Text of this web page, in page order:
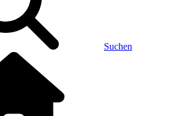
Suchen